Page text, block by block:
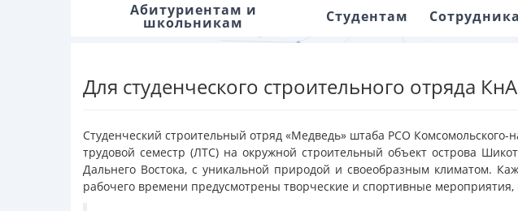
Абитуриентам и
школьникам Студентам
Для студенческого строительного отряда
Студенческий строительный отряд «Медведь» штаба РСО Комсомольского-
трудовой семестр (ЛТС) на окружной строительный объект острова
Дальнего Востока, с уникальной природой и своеобразным климатом.
рабочего времени предусмотрены творческие и спортивные